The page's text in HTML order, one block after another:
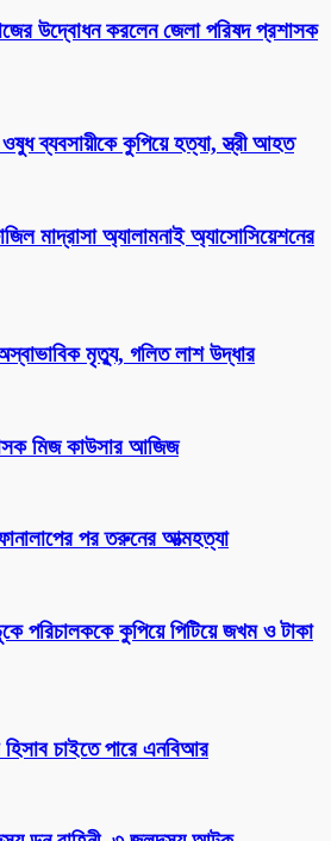
উদ্বোধন করলেন জেলা পরিষদ প্রশাসক
ব্যবসায়ীকে কুপিয়ে হত্যা, স্ত্রী আহত
মাদ্রাসা অ্যালামনাই অ্যাসোসিয়েশনের
মৃত্যু, গলিত লাশ উদ্ধার
মিজ কাউসার আজিজ
পর তরুনের আত্মহত্যা
পরিচালককে কুপিয়ে পিটিয়ে জখম ও টাকা
চাইতে পারে এনবিআর